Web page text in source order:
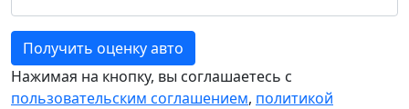
Получить оценку авто
Нажимая на кнопку, вы соглашаетесь с
пользовательским соглашением, политикой